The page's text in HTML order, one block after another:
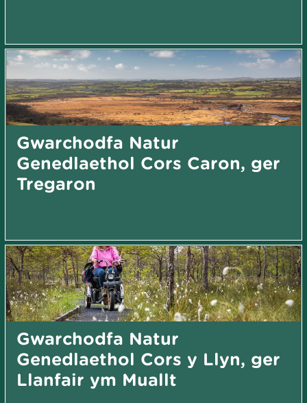
Gwarchodfa Natur
Genedlaethol Cors Caron, ger
Tregaron
Gwarchodfa Natur
Genedlaethol Cors y Llyn, ger
Llanfair ym Muallt